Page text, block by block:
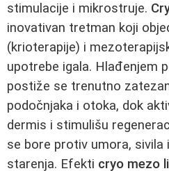
stimulacije i mikrostruje.
inovativan tretman koji
(krioterapije) i
upotrebe igala. Hlađenjem
postiže se trenutno
podočnjaka i otoka, dok
dermis i stimulišu
se bore protiv umora, sivila
starenja. Efekti cryo mezo